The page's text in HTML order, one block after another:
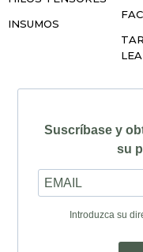
INSUMOS
Suscríbase y
su
Introduzca su